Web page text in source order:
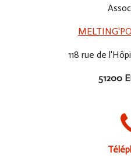
118 rue de
51200